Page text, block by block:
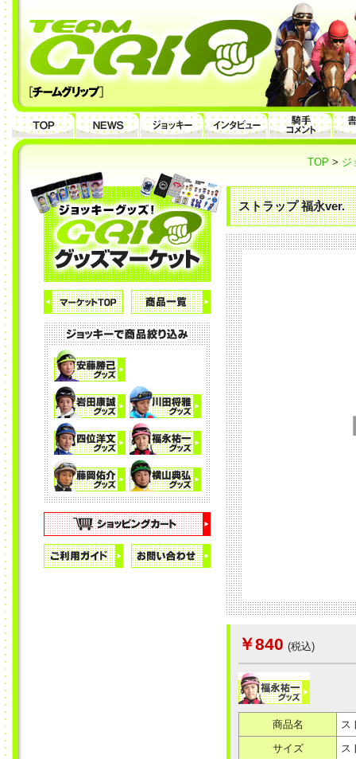
TOP > ジ
ストラップ 福永ver.
￥840 (税込)
商品名
ス
サイズ
ス